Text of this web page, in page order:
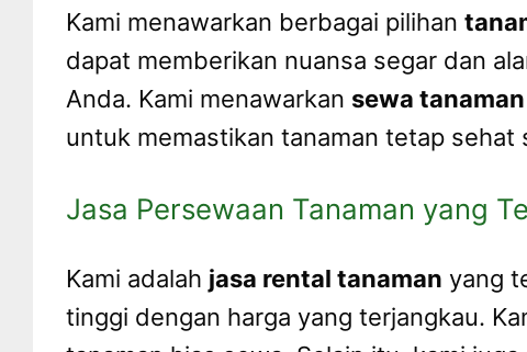
Kami menawarkan berbagai pilihan
dapat memberikan nuansa segar dan
Anda. Kami menawarkan sewa tanaman
untuk memastikan tanaman tetap sehat
Jasa Persewaan Tanaman yang
Kami adalah jasa rental tanaman yang
tinggi dengan harga yang terjangkau.